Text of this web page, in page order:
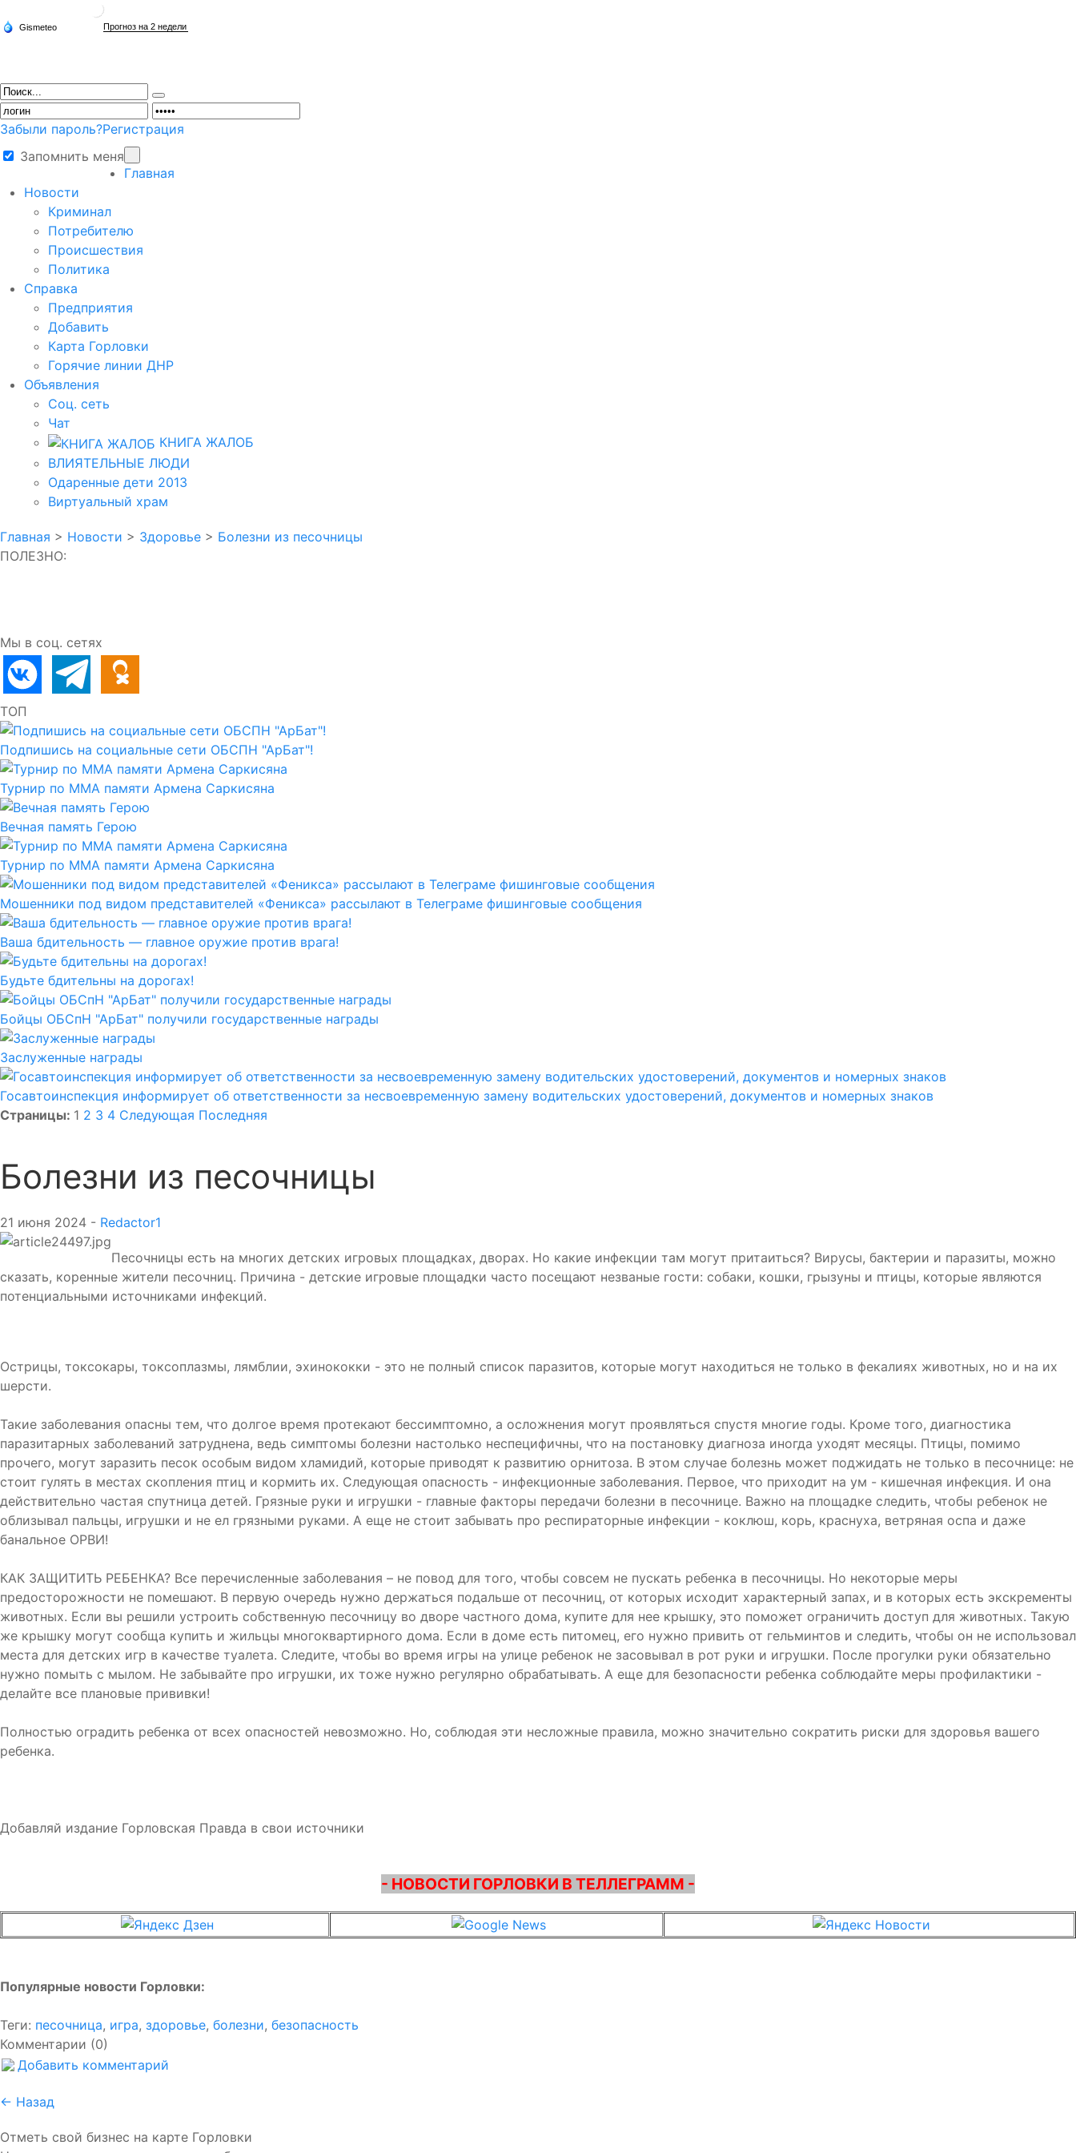
Забыли пароль?Регистрация
Запомнить меня
Главная
Новости
Криминал
Потребителю
Происшествия
Политика
Справка
Предприятия
Добавить
Карта Горловки
Горячие линии ДНР
Объявления
Соц. сеть
Чат
КНИГА ЖАЛОБ
ВЛИЯТЕЛЬНЫЕ ЛЮДИ
Одаренные дети 2013
Виртуальный храм
Главная > Новости > Здоровье > Болезни из песочницы
ПОЛЕЗНО:
Мы в соц. сетях
ТОП
Подпишись на социальные сети ОБСПН "АрБат"!
Турнир по ММА памяти Армена Саркисяна
Вечная память Герою
Турнир по ММА памяти Армена Саркисяна
Мошенники под видом представителей «Феникса» рассылают в Телеграме фишинговые сообщения
Ваша бдительность — главное оружие против врага!
Будьте бдительны на дорогах!
Бойцы ОБСпН "АрБат" получили государственные награды
Заслуженные награды
Госавтоинспекция информирует об ответственности за несвоевременную замену водительских удостоверений, документов и номерных знаков
Страницы: 1 2 3 4 Следующая Последняя
Болезни из песочницы
21 июня 2024 - Redactor1
Песочницы есть на многих детских игровых площадках, дворах. Но какие инфекции там могут притаиться? Вирусы, бактерии и паразиты, можно
сказать, коренные жители песочниц. Причина - детские игровые площадки часто посещают незваные гости: собаки, кошки, грызуны и птицы, которые являются
потенциальными источниками инфекций.
Острицы, токсокары, токсоплазмы, лямблии, эхинококки - это не полный список паразитов, которые могут находиться не только в фекалиях животных, но и на их
шерсти.
Такие заболевания опасны тем, что долгое время протекают бессимптомно, а осложнения могут проявляться спустя многие годы. Кроме того, диагностика
паразитарных заболеваний затруднена, ведь симптомы болезни настолько неспецифичны, что на постановку диагноза иногда уходят месяцы. Птицы, помимо
прочего, могут заразить песок особым видом хламидий, которые приводят к развитию орнитоза. В этом случае болезнь может поджидать не только в песочнице: не
стоит гулять в местах скопления птиц и кормить их. Следующая опасность - инфекционные заболевания. Первое, что приходит на ум - кишечная инфекция. И она
действительно частая спутница детей. Грязные руки и игрушки - главные факторы передачи болезни в песочнице. Важно на площадке следить, чтобы ребенок не
облизывал пальцы, игрушки и не ел грязными руками. А еще не стоит забывать про респираторные инфекции - коклюш, корь, краснуха, ветряная оспа и даже
банальное ОРВИ!
КАК ЗАЩИТИТЬ РЕБЕНКА? Все перечисленные заболевания – не повод для того, чтобы совсем не пускать ребенка в песочницы. Но некоторые меры
предосторожности не помешают. В первую очередь нужно держаться подальше от песочниц, от которых исходит характерный запах, и в которых есть экскременты
животных. Если вы решили устроить собственную песочницу во дворе частного дома, купите для нее крышку, это поможет ограничить доступ для животных. Такую
же крышку могут сообща купить и жильцы многоквартирного дома. Если в доме есть питомец, его нужно привить от гельминтов и следить, чтобы он не использовал
места для детских игр в качестве туалета. Следите, чтобы во время игры на улице ребенок не засовывал в рот руки и игрушки. После прогулки руки обязательно
нужно помыть с мылом. Не забывайте про игрушки, их тоже нужно регулярно обрабатывать. А еще для безопасности ребенка соблюдайте меры профилактики -
делайте все плановые прививки!
Полностью оградить ребенка от всех опасностей невозможно. Но, соблюдая эти несложные правила, можно значительно сократить риски для здоровья вашего
ребенка.
Добавляй издание Горловская Правда в свои источники
- НОВОСТИ ГОРЛОВКИ В ТЕЛЛЕГРАММ -
Популярные новости Горловки:
Теги: песочница, игра, здоровье, болезни, безопасность
Комментарии (0)
Добавить комментарий
← Назад
Отметь свой бизнес на карте Горловки